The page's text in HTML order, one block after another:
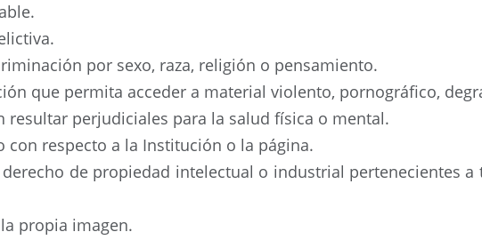
por sexo, raza, religión o pensamiento.
que permita acceder a material violento, pornográfico,
resultar perjudiciales para la salud física o mental.
respecto a la Institución o la página.
de propiedad intelectual o industrial pertenecientes a
propia imagen.